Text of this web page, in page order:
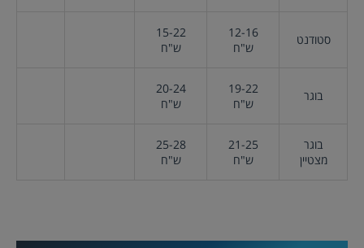
סטודנט
12-16
ש"ח
15-22
ש"ח
בוגר
19-22
ש"ח
20-24
ש"ח
בוגר
מצטיין
21-25
ש"ח
25-28
ש"ח